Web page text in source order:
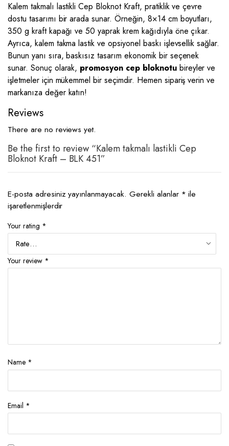
Kalem takmalı lastikli Cep Bloknot Kraft, pratiklik ve çevre
dostu tasarımı bir arada sunar. Örneğin, 8×14 cm boyutları,
350 g kraft kapağı ve 50 yaprak krem kağıdıyla öne çıkar.
Ayrıca, kalem takma lastik ve opsiyonel baskı işlevsellik sağlar.
Bunun yanı sıra, baskısız tasarım ekonomik bir seçenek
sunar. Sonuç olarak, promosyon cep bloknotubireyler ve
işletmeler için mükemmel bir seçimdir. Hemen sipariş verin ve
markanıza değer katın!
Reviews
There are no reviews yet.
Be the first to review “Kalem takmalı lastikli Cep
Bloknot Kraft – BLK 451”
E-posta adresiniz yayınlanmayacak. Gerekli alanlar * ile
işaretlenmişlerdir
Your rating *
Your review *
Name *
Email *